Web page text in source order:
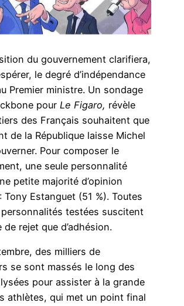
du gouvernement clarifiera,
le degré d’indépendance
Premier ministre. Un sondage
pour Le Figaro, révèle
des Français souhaitent que
de la République laisse Michel
Pour composer le
une seule personnalité
petite majorité d’opinion
Tony Estanguet (51 %). Toutes
testées suscitent
de rejet que d’adhésion.
des milliers de
se sont massés le long des
pour assister à la grande
athlètes, qui met un point final